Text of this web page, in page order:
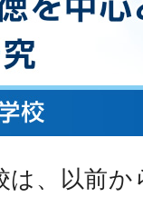
は、以前か